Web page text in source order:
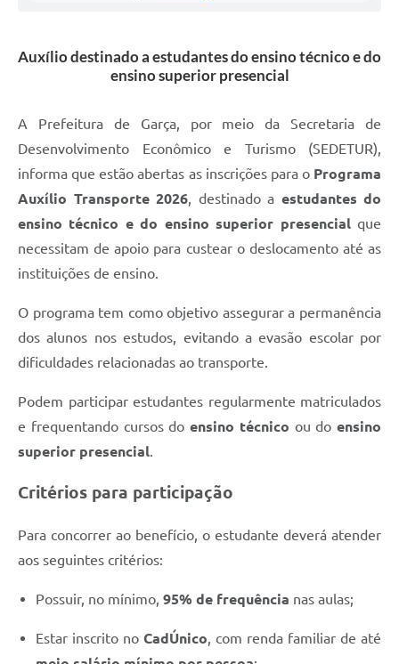
PGRS Digital
Credenciamento Feirantes
Concursos
Nota Fiscal Eletrônica
Defesa Civil
Auxílio destinado a estudantes do ensino técnico e do
ensino superior presencial
A Prefeitura de Garça, por meio da Secretaria de
Desenvolvimento Econômico e Turismo (SEDETUR),
informa que estão abertas as inscrições para o Programa
Auxílio Transporte 2026, destinado a estudantes do
ensino técnico e do ensino superior presencialque
necessitam de apoio para custear o deslocamento até as
instituições de ensino.
O programa tem como objetivo assegurar a permanência
dos alunos nos estudos, evitando a evasão escolar por
dificuldades relacionadas ao transporte.
Podem participar estudantes regularmente matriculados
e frequentando cursos do ensino técnico ou do ensino
superior presencial.
Critérios para participação
Para concorrer ao benefício, o estudante deverá atender
aos seguintes critérios:
Possuir, no mínimo, 95% de frequência nas aulas;
Estar inscrito no CadÚnico , com renda familiar de até